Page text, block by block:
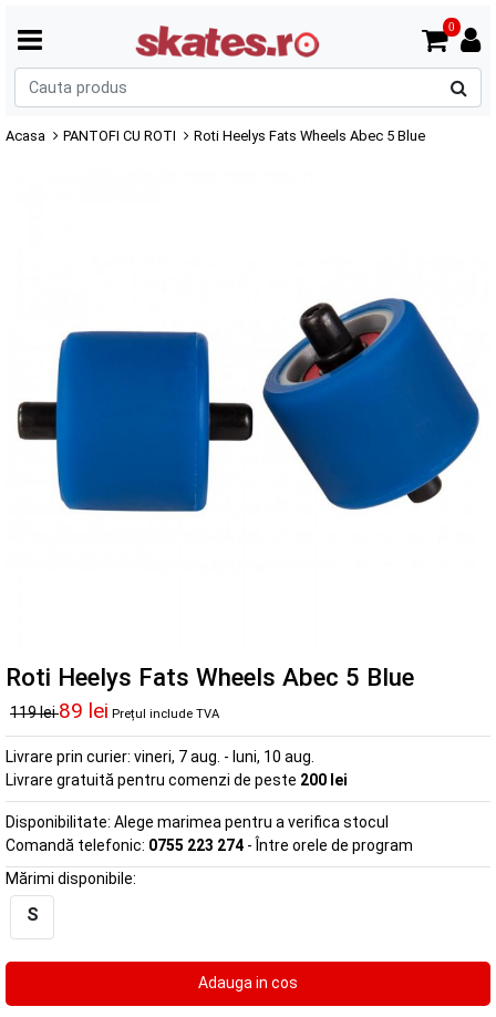
0
Acasa PANTOFI CU ROTI Roti Heelys Fats Wheels Abec 5 Blue
Roti Heelys Fats Wheels Abec 5 Blue
119 lei89 lei Prețul include TVA
Livrare prin curier: vineri, 7 aug. - luni, 10 aug.
Livrare gratuită pentru comenzi de peste 200 lei
Disponibilitate: Alege marimea pentru a verifica stocul
Comandă telefonic: 0755 223 274 - Între orele de program
Mărimi disponibile:
S